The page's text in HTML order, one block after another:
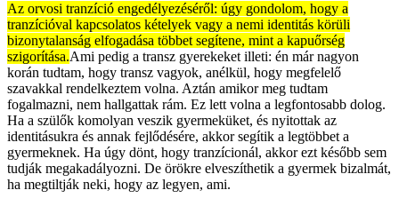
Az orvosi tranzíció engedélyezéséről: úgy gondolom, hogy a
tranzícióval kapcsolatos kételyek vagy a nemi identitás körüli
bizonytalanság elfogadása többet segítene, mint a kapuőrség
szigorítása.Ami pedig a transz gyerekeket illeti: én már nagyon
korán tudtam, hogy transz vagyok, anélkül, hogy megfelelő
szavakkal rendelkeztem volna. Aztán amikor meg tudtam
fogalmazni, nem hallgattak rám. Ez lett volna a legfontosabb dolog.
Ha a szülők komolyan veszik gyermeküket, és nyitottak az
identitásukra és annak fejlődésére, akkor segítik a legtöbbet a
gyermeknek. Ha úgy dönt, hogy tranzícionál, akkor ezt később sem
tudják megakadályozni. De örökre elveszíthetik a gyermek bizalmát,
ha megtiltják neki, hogy az legyen, ami.